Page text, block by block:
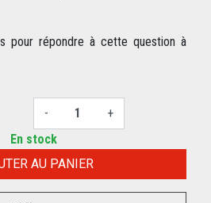
pour répondre à cette question à
- +
AU PANIER
En stock